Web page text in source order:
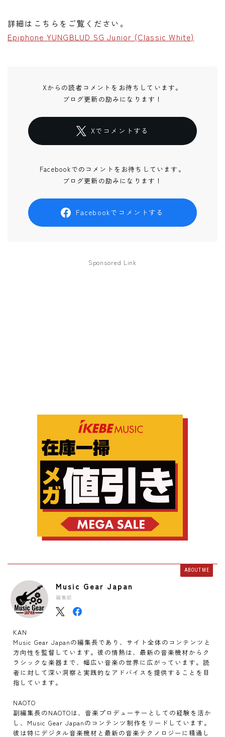
詳細はこちらをご覧ください。
Epiphone YUNGBLUD SG Junior (Classic White)
Xからの読者コメントをお待ちしています。
ブログ更新の励みになります！
Xでコメントする
Facebookでのコメントをお待ちしています。
ブログ更新の励みになります！
Facebookでコメントする
Sponsored Link
ABOUT ME
Music Gear Japan
編集部
KAN
Music Gear Japanの編集長であり、サイト全体のコンテンツと
方向性を監督しています。彼の情熱は、最新の音楽機材からク
ラシックな楽器まで、幅広い音楽の世界に広がっています。読
者に対して深い洞察と実践的なアドバイスを提供することを目
指しています。
NAOTO
副編集長のNAOTOは、音楽プロデューサーとしての経験を活か
し、Music Gear Japanのコンテンツ制作をリードしています。
彼は特にデジタル音楽機材と最新の音楽テクノロジーに精通し